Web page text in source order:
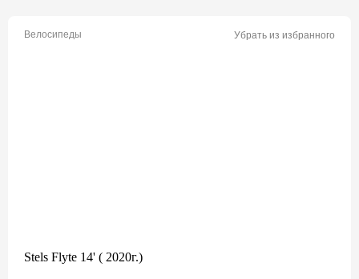
Велосипеды Убрать из избранного
Stels Flyte 14' ( 2020г.)